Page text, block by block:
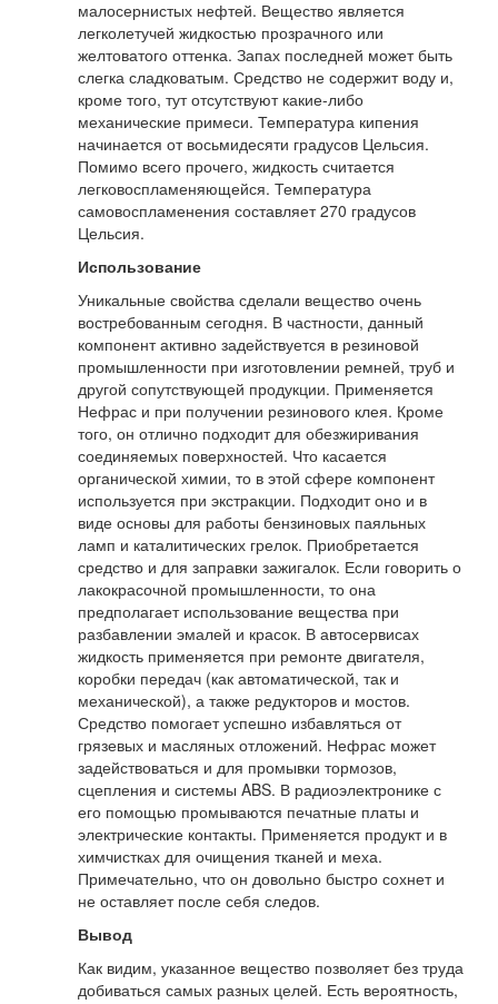
малосернистых нефтей. Вещество является
легколетучей жидкостью прозрачного или
желтоватого оттенка. Запах последней может быть
слегка сладковатым. Средство не содержит воду и,
кроме того, тут отсутствуют какие-либо
механические примеси. Температура кипения
начинается от восьмидесяти градусов Цельсия.
Помимо всего прочего, жидкость считается
легковоспламеняющейся. Температура
самовоспламенения составляет 270 градусов
Цельсия.
Использование
Уникальные свойства сделали вещество очень
востребованным сегодня. В частности, данный
компонент активно задействуется в резиновой
промышленности при изготовлении ремней, труб и
другой сопутствующей продукции. Применяется
Нефрас и при получении резинового клея. Кроме
того, он отлично подходит для обезжиривания
соединяемых поверхностей. Что касается
органической химии, то в этой сфере компонент
используется при экстракции. Подходит оно и в
виде основы для работы бензиновых паяльных
ламп и каталитических грелок. Приобретается
средство и для заправки зажигалок. Если говорить о
лакокрасочной промышленности, то она
предполагает использование вещества при
разбавлении эмалей и красок. В автосервисах
жидкость применяется при ремонте двигателя,
коробки передач (как автоматической, так и
механической), а также редукторов и мостов.
Средство помогает успешно избавляться от
грязевых и масляных отложений. Нефрас может
задействоваться и для промывки тормозов,
сцепления и системы ABS. В радиоэлектронике с
его помощью промываются печатные платы и
электрические контакты. Применяется продукт и в
химчистках для очищения тканей и меха.
Примечательно, что он довольно быстро сохнет и
не оставляет после себя следов.
Вывод
Как видим, указанное вещество позволяет без труда
добиваться самых разных целей. Есть вероятность,